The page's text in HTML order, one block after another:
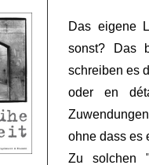
Das eigene
sonst? Das
schreiben es
oder en
ohne dass es
Zu solchen